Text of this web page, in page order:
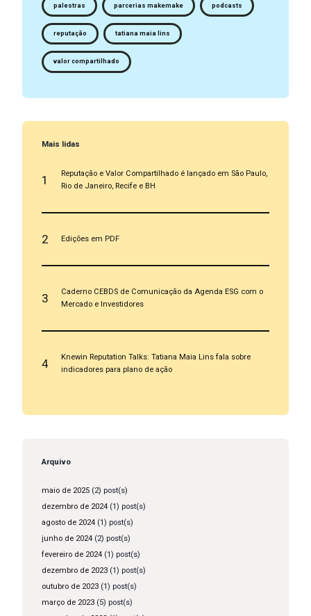
palestras parcerias makemake podcasts
reputação tatiana maia lins
valor compartilhado
Mais lidas
1
Reputação e Valor Compartilhado é lançado em São Paulo,
Rio de Janeiro, Recife e BH
2 Edições em PDF
3
Caderno CEBDS de Comunicação da Agenda ESG com o
Mercado e Investidores
4
Knewin Reputation Talks: Tatiana Maia Lins fala sobre
indicadores para plano de ação
Arquivo
maio de 2025(2) post(s)
dezembro de 2024(1) post(s)
agosto de 2024(1) post(s)
junho de 2024(2) post(s)
fevereiro de 2024(1) post(s)
dezembro de 2023(1) post(s)
outubro de 2023(1) post(s)
março de 2023(5) post(s)